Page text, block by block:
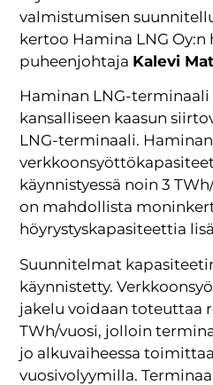
valmistumisen
kertoo Hamina LNG Oy:n
puheenjohtaja Kalevi
Haminan LNG-
kansalliseen kaasun
LNG-terminaali.
käynnistyessä noin 3
on mahdollista
höyrystyskapasiteettia
Suunnitelmat
käynnistetty.
jakelu voidaan toteuttaa
TWh/vuosi, jolloin
jo alkuvaiheessa
vuosivolyymilla.